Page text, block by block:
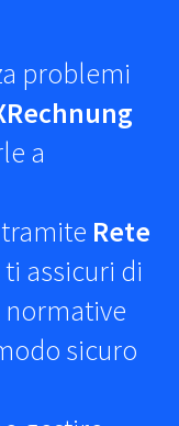
problemi
a
tramite Rete
assicuri di
sicuro